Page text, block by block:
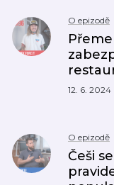
O epizodě
12. 6. 2024
O epizodě
Češi